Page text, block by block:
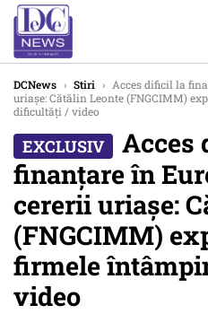
DCNews › Stiri › Acces dificil la
uriașe: Cătălin Leonte (FNGCIMM)
dificultăți / video
Acces
finanțare în
cererii uriașe:
(FNGCIMM)
firmele
video